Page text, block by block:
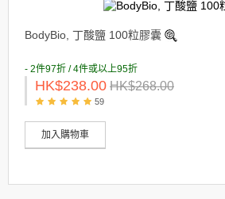
BodyBio, 丁酸鹽 100粒膠囊
- 2件97折 / 4件或以上95折
HK$238.00 HK$268.00
59
加入購物車